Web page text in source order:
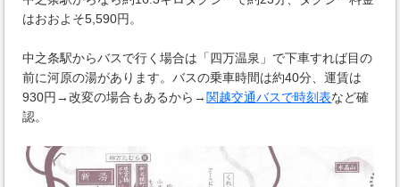
はおおよそ5,590円。
中之条駅からバスで行く場合は「四万温泉」で下車すれば目の
前に河原の湯があります。バスの乗車時間は約40分、運賃は
930円→改変の場合もあるから→ 関越交通バスで時刻表など確
認。